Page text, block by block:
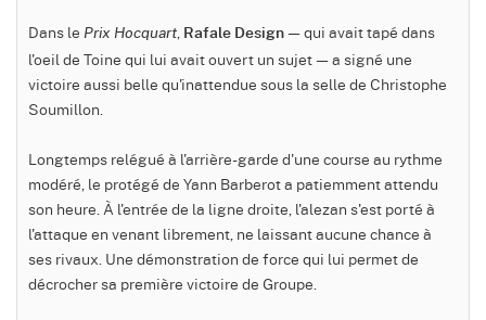
Dans le Prix Hocquart Rafale Design — qui avait tapé dans
l'oeil de Toine qui lui avait ouvert un sujet — a signé une
victoire aussi belle qu'inattendue sous la selle de Christophe
Soumillon.
Longtemps relégué à l'arrière-garde d'une course au rythme
modéré, le protégé de Yann Barberot a patiemment attendu
son heure. À l'entrée de la ligne droite, l'alezan s'est porté à
l'attaque en venant librement, ne laissant aucune chance à
ses rivaux. Une démonstration de force qui lui permet de
décrocher sa première victoire de Groupe.